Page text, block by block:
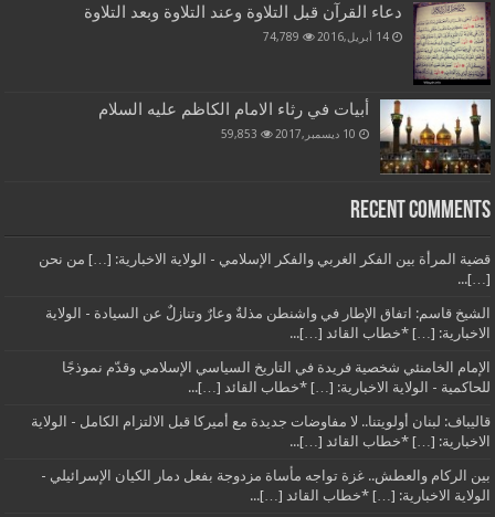
دعاء القرآن قبل التلاوة وعند التلاوة وبعد التلاوة
14 أبريل,2016 74,789
أبيات في رثاء الامام الكاظم عليه السلام
10 ديسمبر,2017 59,853
Recent Comments
قضية المرأة بين الفكر الغربي والفكر الإسلامي - الولاية الاخبارية: […] من نحن
[…]...
الشيخ قاسم: اتفاق الإطار في واشنطن مذلةٌ وعارٌ وتنازلٌ عن السيادة - الولاية
الاخبارية: […] *خطاب القائد […]...
الإمام الخامنئي شخصية فريدة في التاريخ السياسي الإسلامي وقدّم نموذجًا
للحاكمية - الولاية الاخبارية: […] *خطاب القائد […]...
قاليباف: لبنان أولويتنا.. لا مفاوضات جديدة مع أميركا قبل الالتزام الكامل - الولاية
الاخبارية: […] *خطاب القائد […]...
بين الركام والعطش.. غزة تواجه مأساة مزدوجة بفعل دمار الكيان الإسرائيلي -
الولاية الاخبارية: […] *خطاب القائد […]...